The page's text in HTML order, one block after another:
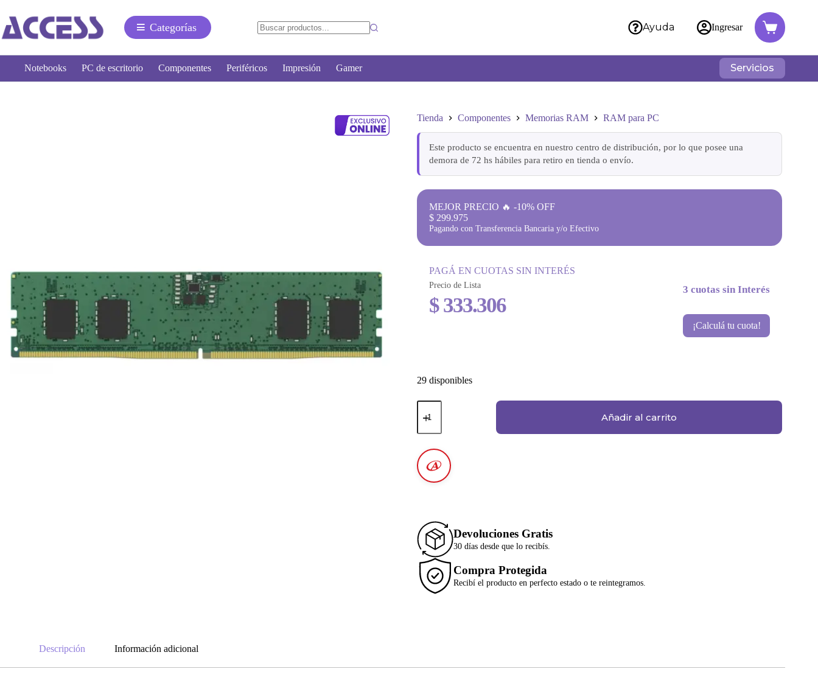
Categorías Ayuda Ingresar
Notebooks PC de escritorio Componentes Periféricos Impresión Gamer Servicios
Tienda Componentes Memorias RAM RAM para PC
Este producto se encuentra en nuestro centro de distribución, por lo que posee una
demora de 72 hs hábiles para retiro en tienda o envío.
MEJOR PRECIO 🔥 -10% OFF
$ 299.975
Pagando con Transferencia Bancaria y/o Efectivo
PAGÁ EN CUOTAS SIN INTERÉS
Precio de Lista
$333.306
3 cuotas sin Interés
¡Calculá tu cuota!
29 disponibles
Añadir al carrito
Devoluciones Gratis
30 días desde que lo recibís.
Compra Protegida
Recibí el producto en perfecto estado o te reintegramos.
Descripción Información adicional